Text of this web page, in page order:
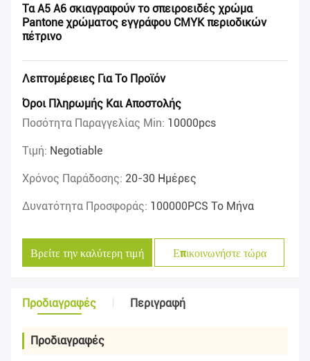
Τα A5 A6 σκιαγραφούν το σπειροειδές χρώμα
Pantone χρώματος εγγράφου CMYK περιοδικών
πέτρινο
Λεπτομέρειες Για Το Προϊόν
Όροι Πληρωμής Και Αποστολής
Ποσότητα Παραγγελίας Min: 10000pcs
Τιμή: Negotiable
Χρόνος Παράδοσης: 20-30 Ημέρες
Δυνατότητα Προσφοράς: 100000PCS Το Μήνα
Βρείτε την καλύτερη τιμή Επικοινωνήστε τώρα
Προδιαγραφές Περιγραφή
Προδιαγραφές